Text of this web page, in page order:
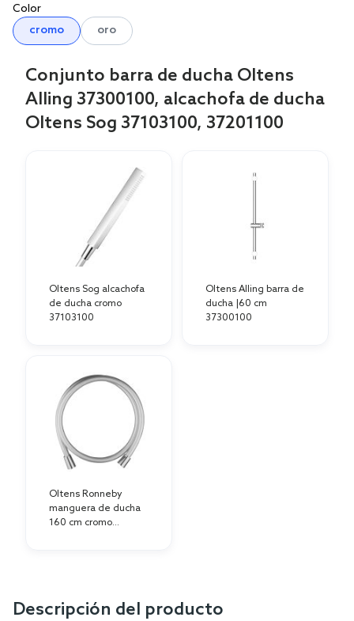
Color
cromo
oro
Conjunto barra de ducha Oltens
Alling 37300100, alcachofa de ducha
Oltens Sog 37103100, 37201100
Oltens Sog alcachofa
de ducha cromo
37103100
Oltens Alling barra de
ducha |60 cm
37300100
Oltens Ronneby
manguera de ducha
160 cm cromo
Descripción del producto